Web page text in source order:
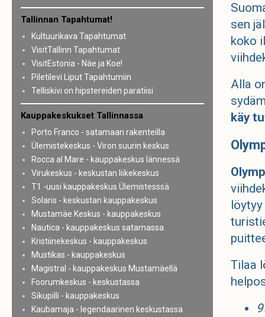
sen
koko
Alla
käy
Tilaa
Tallinnan Tapahtumat!
Kultuurikava Tapahtumat
VisitTallinn Tapahtumat
VisitEstonia - Näe ja Koe!
Piletilevi Liput Tapahtumiin
Telliskivi on hipstereiden paratiisi
Kauppakeskukset Tallinnassa
Porto Franco - satamaan rakenteilla
Ülemistekeskus - Viron suurin keskus
Rocca al Mare - kauppakeskus lännessä
Virukeskus - keskustan liikekeskus
T1 -uusi kauppakeskus Ülemistesssä
Solaris - keskustan kauppakeskus
Mustamäe Keskus - kauppakeskus
Nautica - kauppakeskus satamassa
Kristiinekeskus - kauppakeskus
Mustikas - kauppakeskus
Magistral - kauppakeskus Mustamäellä
Foorumkeskus - keskustassa
Sikupilli - kauppakeskus
Kaubamaja - legendaarinen keskustassa